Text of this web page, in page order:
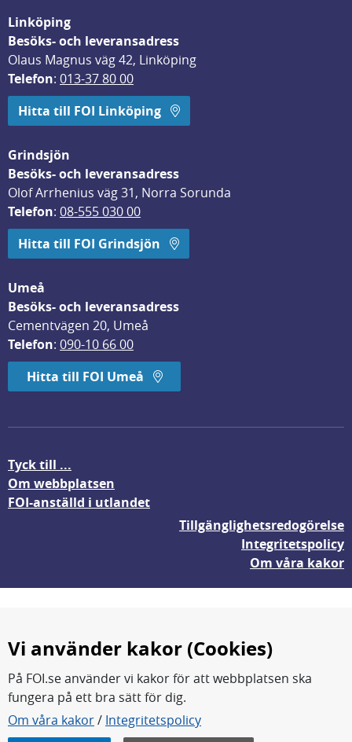
Linköping
Besöks- och leveransadress
Olaus Magnus väg 42, Linköping
Telefon: 013-37 80 00
Hitta till FOI Linköping
Grindsjön
Besöks- och leveransadress
Olof Arrhenius väg 31, Norra Sorunda
Telefon: 08-555 030 00
Hitta till FOI Grindsjön
Umeå
Besöks- och leveransadress
Cementvägen 20, Umeå
Telefon: 090-10 66 00
Hitta till FOI Umeå
Tyck till ...
Om webbplatsen
FOI-anställd i utlandet
Tillgänglighetsredogörelse
Integritetspolicy
Om våra kakor
FOI forskar för en säkrare värld.
FOI:s kärnverksamhet är forskning, metod- och
Vi använder kakor (Cookies)
På FOI.se använder vi kakor för att webbplatsen ska
fungera på ett bra sätt för dig.
Om våra kakor/ Integritetspolicy